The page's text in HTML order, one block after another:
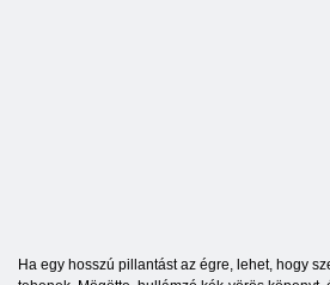
Ha egy hosszú pillantást az égre, lehet, hogy